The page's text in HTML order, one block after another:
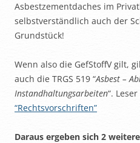
Asbestzementdaches im
selbstverständlich auch der
Grundstück!
Wenn also die GefStoffV gilt,
auch die TRGS 519 “Asbest –
Instandhaltungsarbeiten“.
“Rechtsvorschriften”
Daraus ergeben sich 2